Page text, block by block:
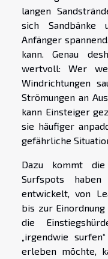
langen
sich
Anfänger
kann. Genau
wertvoll: Wer
Windrichtungen
Strömungen an
kann Einsteiger
sie häufiger
gefährliche
Dazu kommt
Surfspots
entwickelt, von
bis zur
die
„irgendwie
erleben möchte,